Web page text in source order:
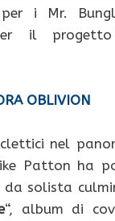
i Mr.
il progetto
OBLIVION
nel
Patton ha
da solista
“, album di